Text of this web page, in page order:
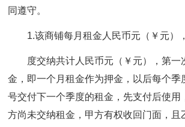
同遵守。
1.该商铺每月租金人民币元（￥元）
度交纳共计人民币元（￥元），第一
金，即一个月租金作为押金，以后每个季
号交付下一个季度的租金，先支付后使用
方尚未交纳租金，甲方有权收回门面，且